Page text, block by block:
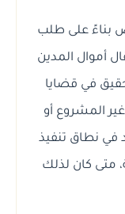
بناءً على طلب
أموال المدين
في قضايا
المشروع أو
في نطاق تنفيذ
متى كان لذلك